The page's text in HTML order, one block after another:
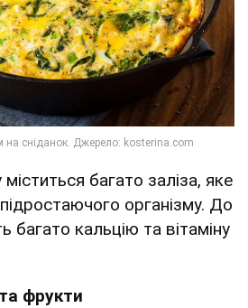
багато заліза, яке
організму. До
багато кальцію та вітаміну
фрукти